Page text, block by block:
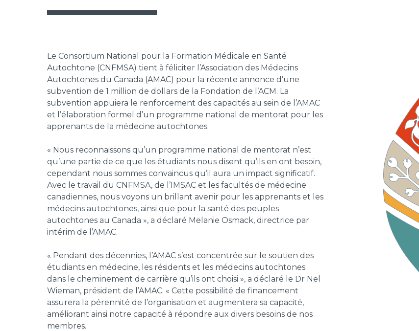
Le Consortium National pour la Formation Médicale en Santé
Autochtone (CNFMSA) tient à féliciter l’Association des Médecins
Autochtones du Canada (AMAC) pour la récente annonce d’une
subvention de 1 million de dollars de la Fondation de l’ACM. La
subvention appuiera le renforcement des capacités au sein de l’AMAC
et l’élaboration formel d’un programme national de mentorat pour les
apprenants de la médecine autochtones.
« Nous reconnaissons qu’un programme national de mentorat n’est
qu’une partie de ce que les étudiants nous disent qu’ils en ont besoin,
cependant nous sommes convaincus qu’il aura un impact significatif.
Avec le travail du CNFMSA, de l’IMSAC et les facultés de médecine
canadiennes, nous voyons un brillant avenir pour les apprenants et les
médecins autochtones, ainsi que pour la santé des peuples
autochtones au Canada », a déclaré Melanie Osmack, directrice par
intérim de l’AMAC.
« Pendant des décennies, l’AMAC s’est concentrée sur le soutien des
étudiants en médecine, les résidents et les médecins autochtones
dans le cheminement de carrière qu’ils ont choisi », a déclaré le Dr Nel
Wieman, président de l’AMAC. « Cette possibilité de financement
assurera la pérennité de l’organisation et augmentera sa capacité,
améliorant ainsi notre capacité à répondre aux divers besoins de nos
membres.